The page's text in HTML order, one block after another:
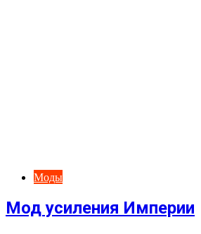
Моды
Мод усиления Империи